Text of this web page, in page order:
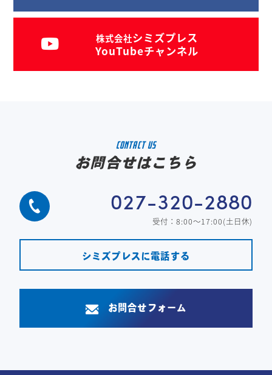
株式会社シミズプレス
YouTubeチャンネル
CONTACT US
お問合せはこちら
027-320-2880
受付：8:00～17:00(土日休)
シミズプレスに電話する
お問合せフォーム